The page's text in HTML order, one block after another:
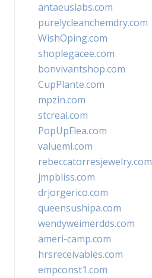
antaeuslabs.com
purelycleanchemdry.com
WishOping.com
shoplegacee.com
bonvivantshop.com
CupPlante.com
mpzin.com
stcreal.com
PopUpFlea.com
valueml.com
rebeccatorresjewelry.com
jmpbliss.com
drjorgerico.com
queensushipa.com
wendyweimerdds.com
ameri-camp.com
hrsreceivables.com
empconst1.com